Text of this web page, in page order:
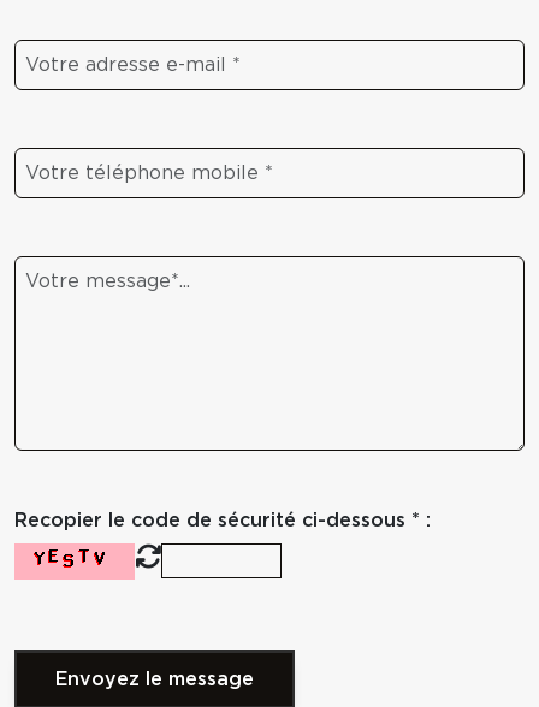
Recopier le code de sécurité ci-dessous * :
Envoyez le message